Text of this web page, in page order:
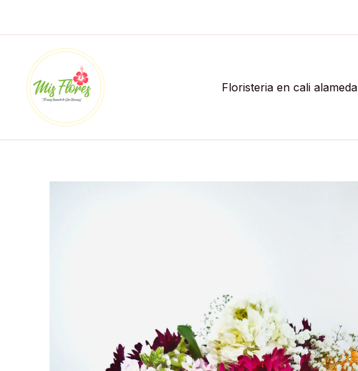
Floristeria en cali alameda